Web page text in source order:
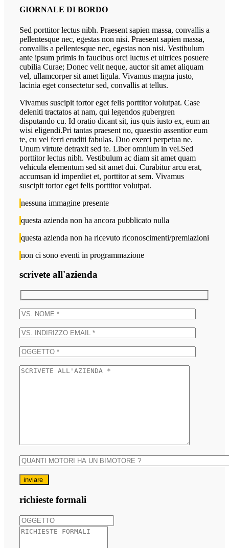
GIORNALE DI BORDO
Sed porttitor lectus nibh. Praesent sapien massa, convallis a
pellentesque nec, egestas non nisi. Praesent sapien massa,
convallis a pellentesque nec, egestas non nisi. Vestibulum
ante ipsum primis in faucibus orci luctus et ultrices posuere
cubilia Curae; Donec velit neque, auctor sit amet aliquam
vel, ullamcorper sit amet ligula. Vivamus magna justo,
lacinia eget consectetur sed, convallis at tellus.
Vivamus suscipit tortor eget felis porttitor volutpat. Case
deleniti tractatos at nam, qui legendos gubergren
disputando cu. Id oratio dicant sit, ius quis iusto ex, eum an
wisi eligendi.Pri tantas praesent no, quaestio assentior eum
te, cu vel ferri eruditi fabulas. Duo exerci perpetua ne.
Unum virtute detraxit sed te. Liber omnium in vel.Sed
porttitor lectus nibh. Vestibulum ac diam sit amet quam
vehicula elementum sed sit amet dui. Curabitur arcu erat,
accumsan id imperdiet et, porttitor at sem. Vivamus
suscipit tortor eget felis porttitor volutpat.
nessuna immagine presente
questa azienda non ha ancora pubblicato nulla
questa azienda non ha ricevuto riconoscimenti/premiazioni
non ci sono eventi in programmazione
scrivete all'azienda
inviare
richieste formali